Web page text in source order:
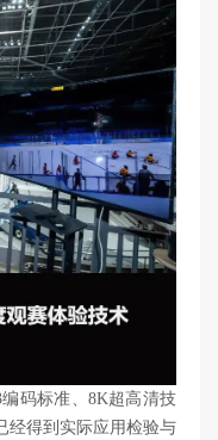
码标准、8K超高清技
经得到实际应用检验与